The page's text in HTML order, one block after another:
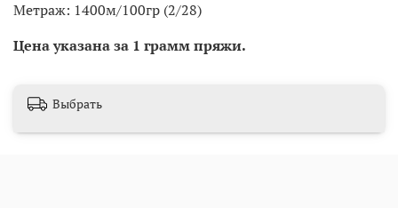
Метраж: 1400м/100гр (2/28)
Цена указана за 1 грамм пряжи.
Выбрать